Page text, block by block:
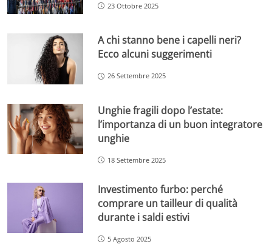
23 Ottobre 2025
A chi stanno bene i capelli neri?
Ecco alcuni suggerimenti
26 Settembre 2025
Unghie fragili dopo l’estate:
l’importanza di un buon integratore
unghie
18 Settembre 2025
Investimento furbo: perché
comprare un tailleur di qualità
durante i saldi estivi
5 Agosto 2025